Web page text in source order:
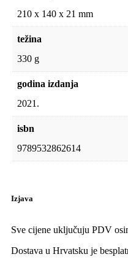
210 x 140 x 21 mm
težina
330 g
godina izdanja
2021.
isbn
9789532862614
Izjava
Sve cijene uključuju PDV
Dostava u Hrvatsku je